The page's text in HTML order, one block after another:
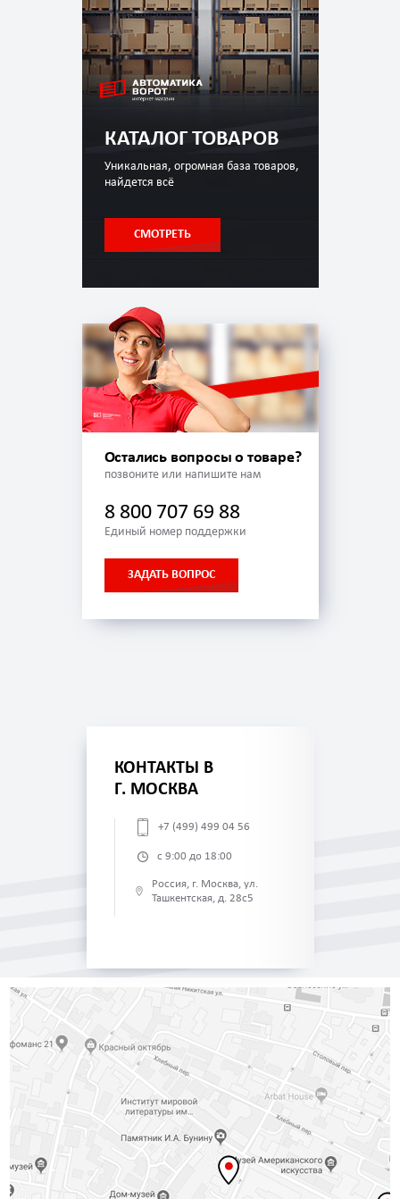
КАТАЛОГ ТОВАРОВ
Уникальная, огромная база товаров,
найдется всё
СМОТРЕТЬ
Остались вопросы о товаре?
позвоните или напишите нам
8 800 707 69 88
Единый номер поддержки
ЗАДАТЬ ВОПРОС
КОНТАКТЫ В
Г. МОСКВА
+7 (499) 499 04 56
с 9:00 до 18:00
Россия, г. Москва, ул.
Ташкентская, д. 28с5